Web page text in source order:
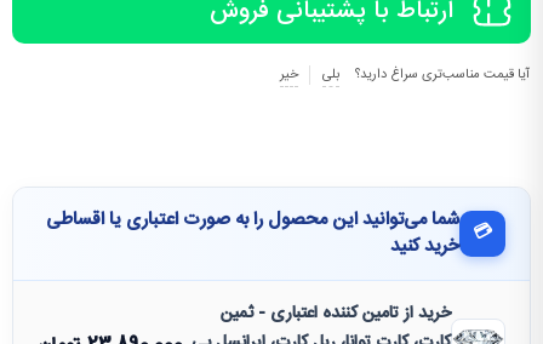
ارتباط با پشتیبانی فروش
آیا قیمت مناسب‌تری سراغ دارید؟ بلی خیر
💳 شما می‌توانید این محصول را به صورت اعتباری یا اقساطی
خرید کنید
خرید از تامین کننده اعتباری - ثمین